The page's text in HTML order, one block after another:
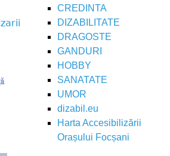
CREDINTA
DIZABILITATE
DRAGOSTE
GANDURI
HOBBY
SANATATE
UMOR
dizabil.eu
Harta Accesibilizării
Orașului Focșani